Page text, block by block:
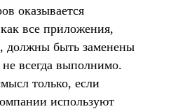
оказывается
все приложения,
должны быть заменены
всегда выполнимо.
только, если
используют